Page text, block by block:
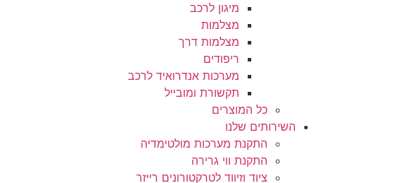
מיגון לרכב
מצלמות
מצלמות דרך
ריפודים
מערכות אנדרואיד לרכב
תקשורת ומובייל
כל המוצרים
השירותים שלנו
התקנת מערכות מולטימדיה
התקנת ווי גרירה
ציוד וזיווד לטרקטורונים רייזר